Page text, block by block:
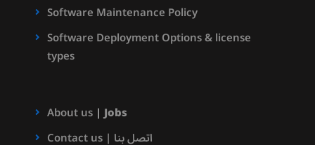
Software Maintenance Policy
Software Deployment Options & license
types
About us|Jobs
Contact us | اتصل بنا